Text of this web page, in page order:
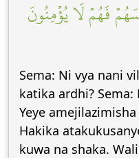
فَهُمۡ لَا يُؤۡمِنُونَ
Sema: Ni vya nani
katika ardhi?
Yeye
Hakika
kuwa na shaka.